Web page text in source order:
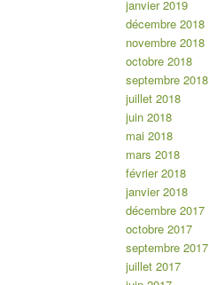
janvier 2019
décembre 2018
novembre 2018
octobre 2018
septembre 2018
juillet 2018
juin 2018
mai 2018
mars 2018
février 2018
janvier 2018
décembre 2017
octobre 2017
septembre 2017
juillet 2017